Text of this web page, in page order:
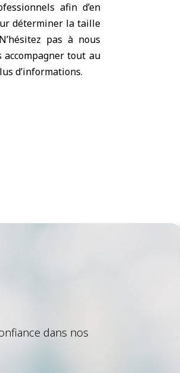
afin d’en
déterminer la taille
pas à nous
accompagner tout au
d’informations.
dans nos